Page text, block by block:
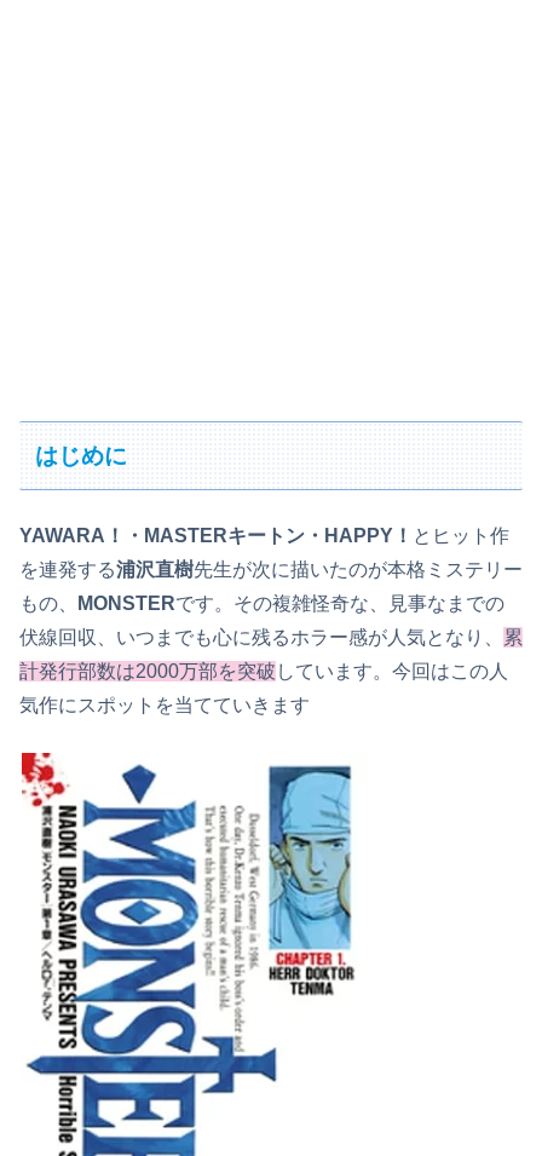
はじめに
YAWARA！・MASTERキートン・HAPPY！ とヒット作
を連発する浦沢直樹先生が次に描いたのが本格ミステリー
もの、
MONSTERです。その複雑怪奇な、見事なまでの
伏線回収、いつまでも心に残るホラー感が人気となり、
累
計発行部数は2000万部を突破 しています。今回はこの人
気作にスポットを当てていきます